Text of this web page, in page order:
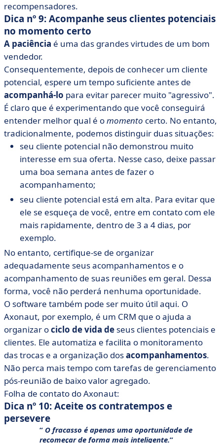
recompensadores.
Dica nº 9: Acompanhe seus clientes potenciais
no momento certo
A paciência é uma das grandes virtudes de um bom
vendedor.
Consequentemente, depois de conhecer um cliente
potencial, espere um tempo suficiente antes de
acompanhá-lo para evitar parecer muito "agressivo".
É claro que é experimentando que você conseguirá
entender melhor qual é omomento certo. No entanto,
tradicionalmente, podemos distinguir duas situações:
seu cliente potencial não demonstrou muito
interesse em sua oferta. Nesse caso, deixe passar
uma boa semana antes de fazer o
acompanhamento;
seu cliente potencial está em alta. Para evitar que
ele se esqueça de você, entre em contato com ele
mais rapidamente, dentro de 3 a 4 dias, por
exemplo.
No entanto, certifique-se de organizar
adequadamente seus acompanhamentos e o
acompanhamento de suas reuniões em geral. Dessa
forma, você não perderá nenhuma oportunidade.
O software também pode ser muito útil aqui. O
Axonaut, por exemplo, é um CRM que o ajuda a
organizar ociclo de vida de seus clientes potenciais e
clientes. Ele automatiza e facilita o monitoramento
das trocas e a organização dosacompanhamentos.
Não perca mais tempo com tarefas de gerenciamento
pós-reunião de baixo valor agregado.
Folha de contato do Axonaut:
Dica nº 10: Aceite os contratempos e
persevere
O fracasso é apenas uma oportunidade de
recomeçar de forma mais inteligente.